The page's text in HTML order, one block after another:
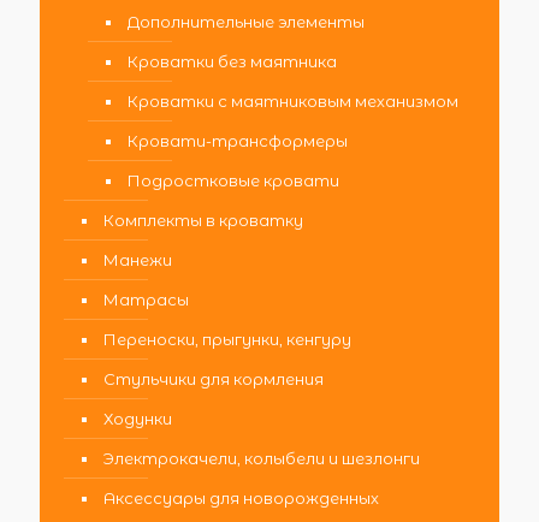
Дополнительные элементы
Кроватки без маятника
Кроватки с маятниковым механизмом
Кровати-трансформеры
Подростковые кровати
Комплекты в кроватку
Манежи
Матрасы
Переноски, прыгунки, кенгуру
Стульчики для кормления
Ходунки
Электрокачели, колыбели и шезлонги
Аксессуары для новорожденных